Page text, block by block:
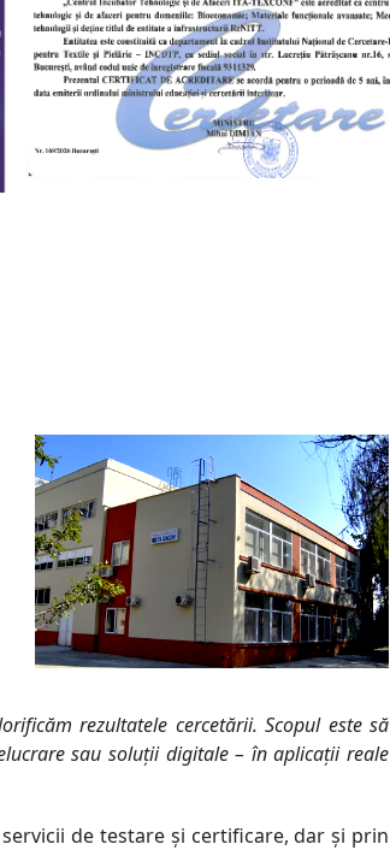
rezultatele cercetării. Scopul este să
sau soluții digitale – în aplicații reale
de testare și certificare, dar și prin